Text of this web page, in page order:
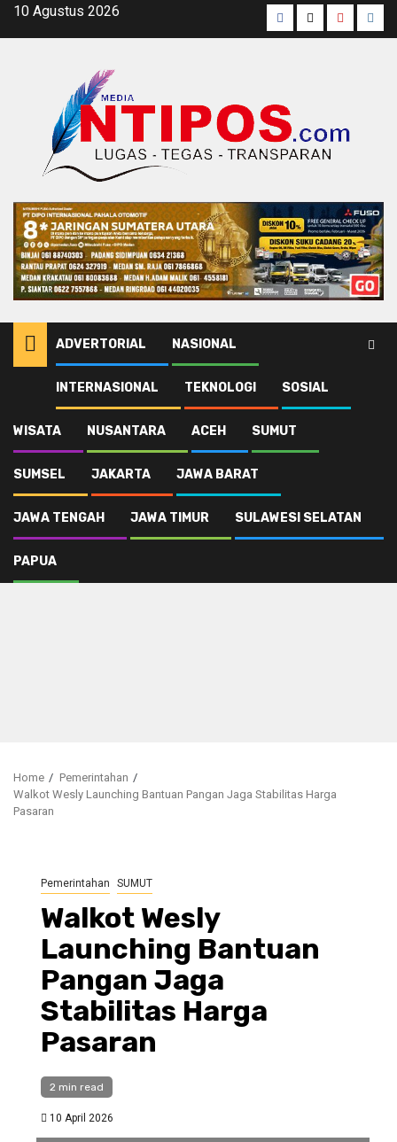
Skip10 Agustus 2026 Facebook
TwitterYoutube
ADVERTORIAL NASIONAL
INTERNASIONAL TEKNOLOGI SOSIAL
WISATA NUSANTARA ACEH SUMUT
SUMSEL JAKARTA JAWA BARAT
JAWA TENGAH JAWA TIMUR SULAWESI SELATAN
PAPUA
Home
Pemerintahan
Walkot Wesly Launching Bantuan Pangan Jaga Stabilitas Harga
Pasaran
Pemerintahan SUMUT
Walkot Wesly
Launching Bantuan
Pangan Jaga
Stabilitas Harga
Pasaran
2 min read
10 April 2026